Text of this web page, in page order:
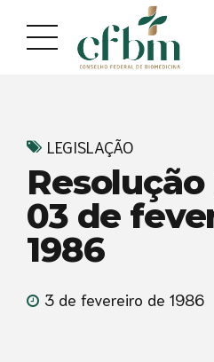
LEGISLAÇÃO
Resolução
03 de
1986
3 de fevereiro de 1986